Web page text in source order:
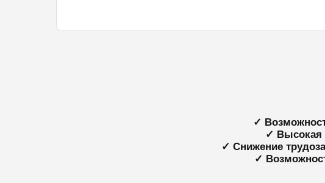
✓
✓ Высокая
✓ Снижение
✓